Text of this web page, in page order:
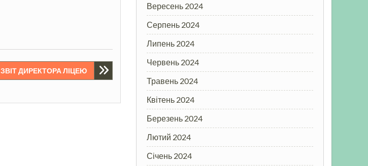
ЗВІТ ДИРЕКТОРА ЛІЦЕЮ
Вересень 2024
Серпень 2024
Липень 2024
Червень 2024
Травень 2024
Квітень 2024
Березень 2024
Лютий 2024
Січень 2024